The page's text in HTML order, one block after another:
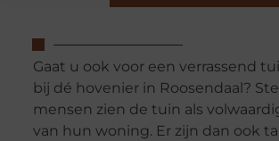
Gaat u ook voor een verrassend
bij dé hovenier in Roosendaal?
mensen zien de tuin als
van hun woning. Er zijn dan ook